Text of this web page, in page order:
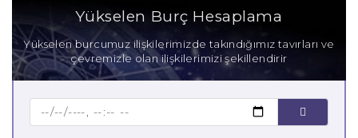
Yükselen Burç Hesaplama
Yükselen burcumuz ilişkilerimizde takındığımız tavırları ve
çevremizle olan ilişkilerimizi şekillendirir